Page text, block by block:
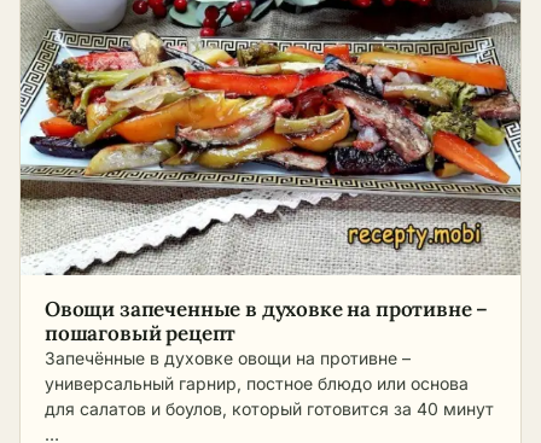
Овощи запеченные в духовке на противне –
пошаговый рецепт
Запечённые в духовке овощи на противне –
универсальный гарнир, постное блюдо или основа
для салатов и боулов, который готовится за 40 минут
…